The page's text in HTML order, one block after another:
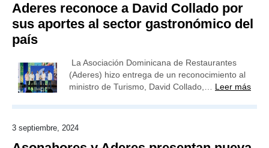
Aderes reconoce a David Collado por
sus aportes al sector gastronómico del
país
La Asociación Dominicana de Restaurantes
(Aderes) hizo entrega de un reconocimiento al
ministro de Turismo, David Collado,… Leer más
3 septiembre, 2024